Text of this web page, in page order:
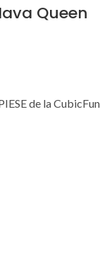
Queen
de la CubicFun